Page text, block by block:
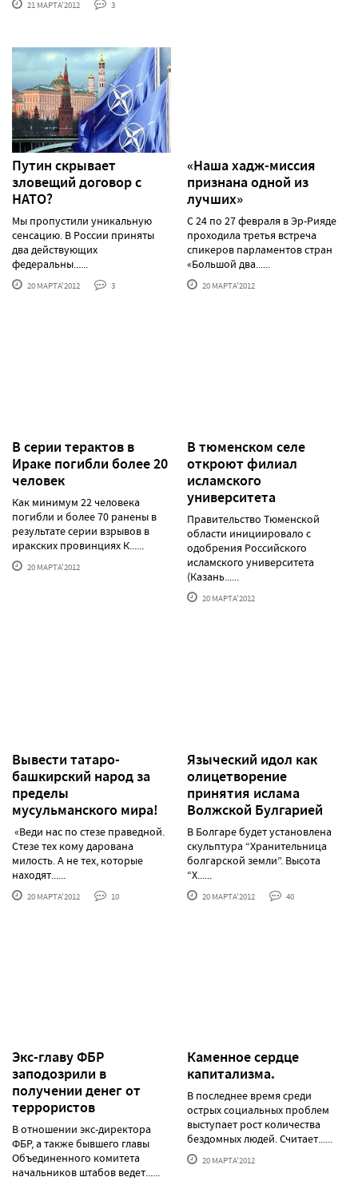
21 МАРТА'2012 3
Путин скрывает
зловещий договор с
НАТО?
Мы пропустили уникальную
сенсацию. В России приняты
два действующих
федеральны......
20 МАРТА'2012 3
«Наша хадж-миссия
признана одной из
лучших»
С 24 по 27 февраля в Эр-Рияде
проходила третья встреча
спикеров парламентов стран
«Большой два......
20 МАРТА'2012
В серии терактов в
Ираке погибли более 20
человек
Как минимум 22 человека
погибли и более 70 ранены в
результате серии взрывов в
иракских провинциях К......
20 МАРТА'2012
В тюменском селе
откроют филиал
исламского
университета
Правительство Тюменской
области инициировало с
одобрения Российского
исламского университета
(Казань......
20 МАРТА'2012
Вывести татаро-
башкирский народ за
пределы
мусульманского мира!
«Веди нас по стезе праведной.
Стезе тех кому дарована
милость. А не тех, которые
находят......
20 МАРТА'2012 10
Языческий идол как
олицетворение
принятия ислама
Волжской Булгарией
В Болгаре будет установлена
скульптура “Хранительница
болгарской земли”. Высота
“Х......
20 МАРТА'2012 40
Экс-главу ФБР
заподозрили в
получении денег от
террористов
В отношении экс-директора
ФБР, а также бывшего главы
Объединенного комитета
начальников штабов ведет......
Каменное сердце
капитализма.
В последнее время среди
острых социальных проблем
выступает рост количества
бездомных людей. Считает......
20 МАРТА'2012